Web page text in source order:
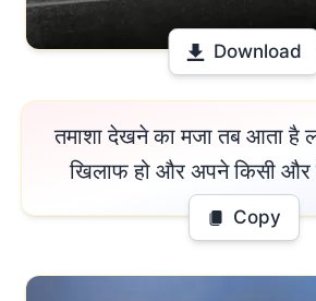
Download
तमाशा देखने का मजा तब आता है लाला माहोल अपने
खिलाफ हो और अपने किसी और
Copy